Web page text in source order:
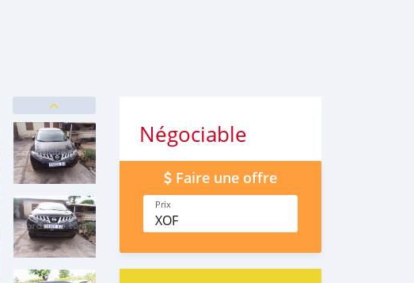
Négociable
Faire une offre
Prix
XOF